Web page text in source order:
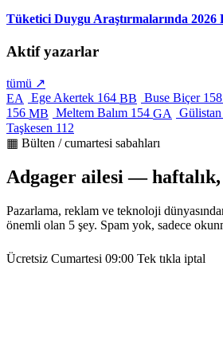
Tüketici Duygu Araştırmalarında 2026
Aktif yazarlar
tümü ↗
EA
Ege Akertek 164 BB Buse Biçer 158
156 MB Meltem Balım 154 GA
Taşkesen 112
▦ Bülten / cumartesi sabahları
Adgager ailesi — haftalık,
Pazarlama, reklam ve teknoloji
önemli olan 5 şey. Spam yok, sadece
Ücretsiz Cumartesi 09:00 Tek tıkla iptal